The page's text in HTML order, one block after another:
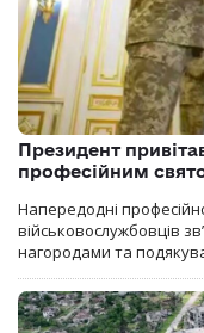
Президент
професійним
Напередодні
військовослужбовців
нагородами та